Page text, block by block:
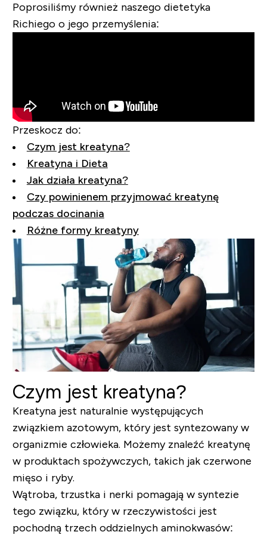
Poprosiliśmy również naszego dietetyka
Richiego o jego przemyślenia:
Przeskocz do:
Czym jest kreatyna?
Kreatyna i Dieta
Jak działa kreatyna?
Czy powinienem przyjmować kreatynę
podczas docinania
Różne formy kreatyny
Czym jest kreatyna?
Kreatyna jest naturalnie występujących
związkiem azotowym, który jest syntezowany w
organizmie człowieka. Możemy znaleźć kreatynę
w produktach spożywczych, takich jak czerwone
mięso i ryby.
Wątroba, trzustka i nerki pomagają w syntezie
tego związku, który w rzeczywistości jest
pochodną trzech oddzielnych aminokwasów: